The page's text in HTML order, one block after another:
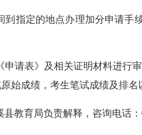
到指定的地点办理加分申请
申请表》及相关证明材料进
始成绩，考生笔试成绩及排名
县教育局负责解释，咨询电话：